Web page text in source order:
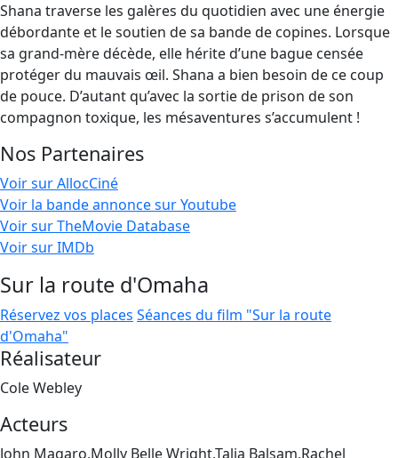
Shana traverse les galères du quotidien avec une énergie
débordante et le soutien de sa bande de copines. Lorsque
sa grand-mère décède, elle hérite d’une bague censée
protéger du mauvais œil. Shana a bien besoin de ce coup
de pouce. D’autant qu’avec la sortie de prison de son
compagnon toxique, les mésaventures s’accumulent !
Nos Partenaires
Voir sur AllocCiné
Voir la bande annonce sur Youtube
Voir sur TheMovie Database
Voir sur IMDb
Sur la route d'Omaha
Réservez vos places Séances du film "Sur la route
d'Omaha"
Réalisateur
Cole Webley
Acteurs
John Magaro,Molly Belle Wright,Talia Balsam,Rachel